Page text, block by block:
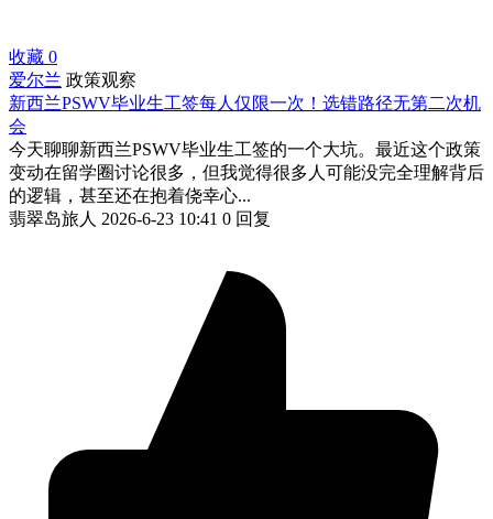
收藏 0
爱尔兰 政策观察
新西兰PSWV毕业生工签每人仅限一次！选错路径无第二次机
会
今天聊聊新西兰PSWV毕业生工签的一个大坑。最近这个政策
变动在留学圈讨论很多，但我觉得很多人可能没完全理解背后
的逻辑，甚至还在抱着侥幸心...
翡翠岛旅人 2026-6-23 10:41 0 回复